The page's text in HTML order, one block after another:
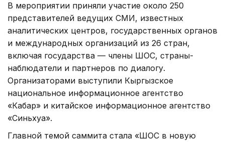
В мероприятии приняли участие около 250
представителей ведущих СМИ, известных
аналитических центров, государственных органов
и международных организаций из 26 стран,
включая государства — члены ШОС, страны-
наблюдатели и партнеров по диалогу.
Организаторами выступили Кыргызское
национальное информационное агентство
«Кабар» и китайское информационное агентство
«Синьхуа».
Главной темой саммита стала «ШОС в новую